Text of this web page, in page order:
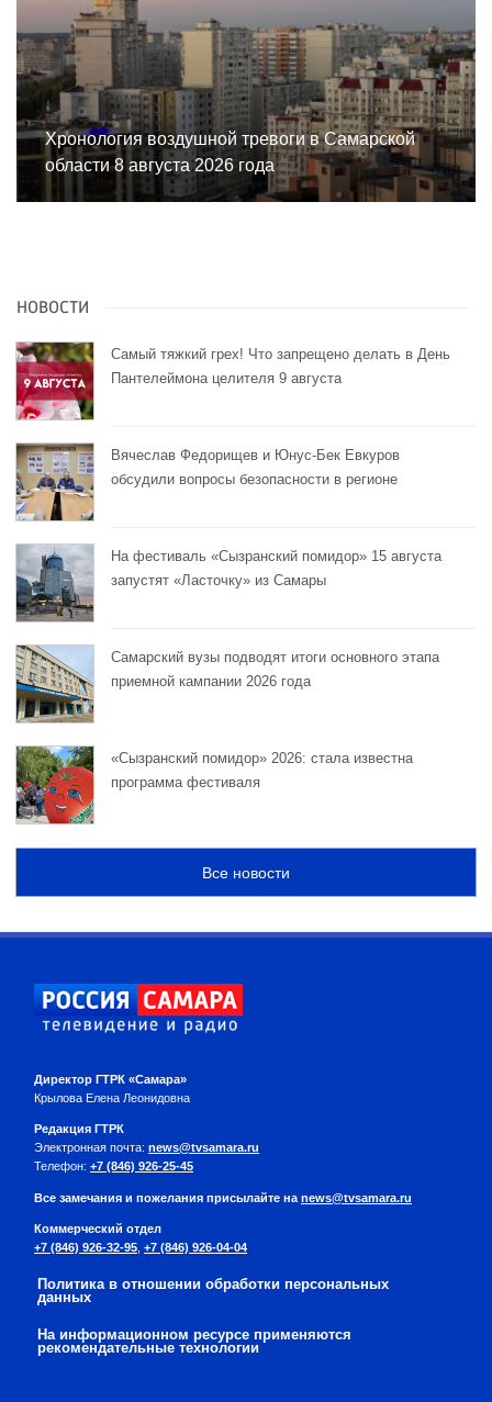
Хронология воздушной тревоги в Самарской
области 8 августа 2026 года
НОВОСТИ
Самый тяжкий грех! Что запрещено делать в День
Пантелеймона целителя 9 августа
Вячеслав Федорищев и Юнус-Бек Евкуров
обсудили вопросы безопасности в регионе
На фестиваль «Сызранский помидор» 15 августа
запустят «Ласточку» из Самары
Самарский вузы подводят итоги основного этапа
приемной кампании 2026 года
«Сызранский помидор» 2026: стала известна
программа фестиваля
Все новости
Директор ГТРК «Самара»
Крылова Елена Леонидовна
Редакция ГТРК
Электронная почта: news@tvsamara.ru
Телефон: +7 (846) 926-25-45
Все замечания и пожелания присылайте на news@tvsamara.ru
Коммерческий отдел
+7 (846) 926-32-95 +7 (846) 926-04-04
Политика в отношении обработки персональных
данных
На информационном ресурсе применяются
рекомендательные технологии